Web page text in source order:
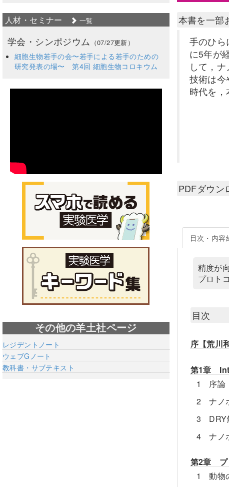
本書を一部
手のひ
に5年が
して，
技術は
時代を
PDFダウン
目次・内容
精度が
プロト
目次
序【荒川
第1章
1 序論
2 ナノ
3 DRY
4 ナノ
第2章 プ
1 動物
人材・セミナー 一覧
学会・シンポジウム （07/27更新）
細胞生物若手の会〜若手による若手のための
研究発表の場〜 第4回 細胞生物コロキウム
その他の羊土社ページ
レジデントノート
ウェブGノート
教科書・サブテキスト